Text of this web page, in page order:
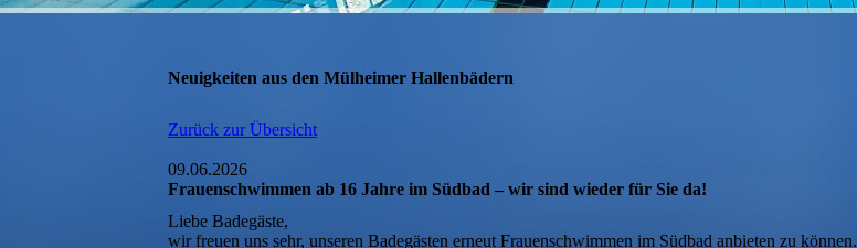
Neuigkeiten aus den Mülheimer Hallenbädern
Zurück zur Übersicht
09.06.2026
Frauenschwimmen ab 16 Jahre im Südbad – wir sind wieder für Sie da!
Liebe Badegäste,
wir freuen uns sehr, unseren Badegästen erneut Frauenschwimmen im Südbad anbieten zu können.